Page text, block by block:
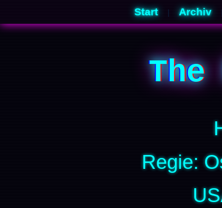
Start Archiv
The
Regie: